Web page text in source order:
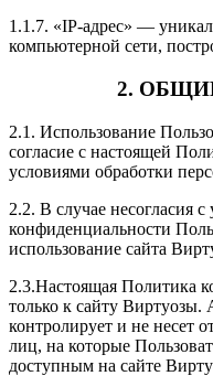
1.1.7. «IP-адрес» —
компьютерной сети,
2.
2.1. Использование
согласие с настоящей
условиями обработки
2.2. В случае несогласия
конфиденциальности
использование сайта
2.3.Настоящая Политика
только к сайту Виртуозы.
контролирует и не несет
лиц, на которые
доступным на сайте